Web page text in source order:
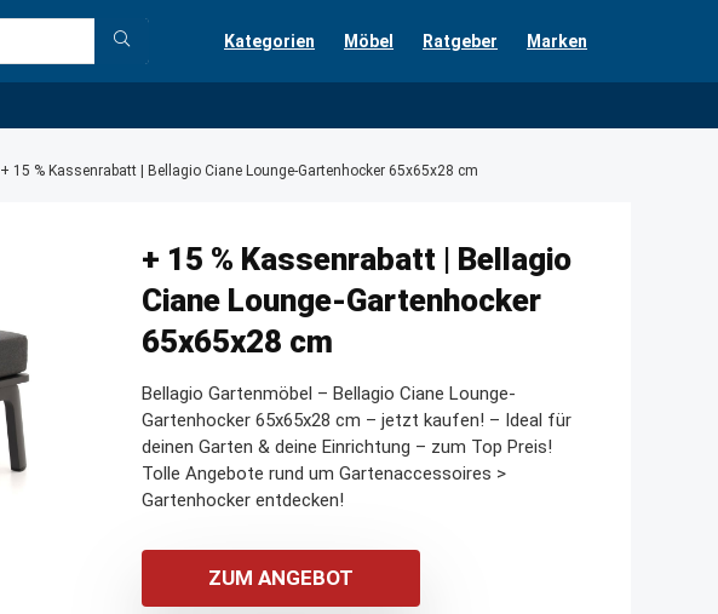
Kategorien Möbel Ratgeber Marken
+ 15 % Kassenrabatt | Bellagio Ciane Lounge-Gartenhocker 65x65x28 cm
+ 15 % Kassenrabatt | Bellagio
Ciane Lounge-Gartenhocker
65x65x28 cm
Bellagio Gartenmöbel – Bellagio Ciane Lounge-
Gartenhocker 65x65x28 cm – jetzt kaufen! – Ideal für
deinen Garten & deine Einrichtung – zum Top Preis!
Tolle Angebote rund um Gartenaccessoires >
Gartenhocker entdecken!
ZUM ANGEBOT